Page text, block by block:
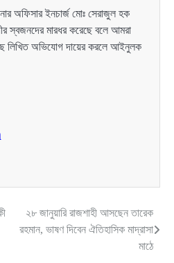
অফিসার ইনচার্জ মোঃ সেরাজুল হক
স্বজনদের মারধর করেছে বলে আমরা
লিখিত অভিযোগ দায়ের করলে আইনুলক
২৮ জানুয়ারি রাজশাহী আসছেন তারেক
রহমান, ভাষণ দিবেন ঐতিহাসিক মাদ্রাসা
মাঠে